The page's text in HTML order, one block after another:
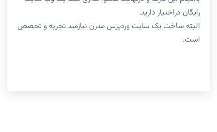
رایگان دراختیار دارید.
البته ساخت یک سایت وردپرس مدرن نیازمند تجربه و تخصص
است.